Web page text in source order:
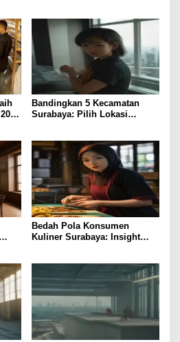
Bandingkan 5 Kecamatan
Surabaya: Pilih Lokasi
Bedah Pola Konsumen
Kuliner Surabaya: Insight